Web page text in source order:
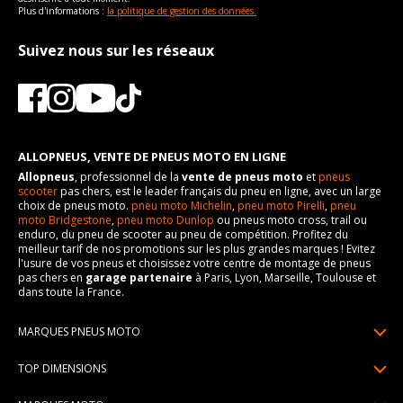
Plus d'informations : la politique de gestion des données.
Suivez nous sur les réseaux
ALLOPNEUS, VENTE DE PNEUS MOTO EN LIGNE
Allopneus, professionnel de la vente de pneus moto etpneus
scooterpas chers, est le leader français du pneu en ligne, avec un large
choix de pneus moto. pneu moto Michelin,pneu moto Pirelli,pneu
moto Bridgestone,pneu moto Dunlop ou pneus moto cross, trail ou
enduro, du pneu de scooter au pneu de compétition. Profitez du
meilleur tarif de nos promotions sur les plus grandes marques ! Evitez
l'usure de vos pneus et choisissez votre centre de montage de pneus
pas chers en garage partenaire à Paris, Lyon, Marseille, Toulouse et
dans toute la France.
MARQUES PNEUS MOTO
TOP DIMENSIONS